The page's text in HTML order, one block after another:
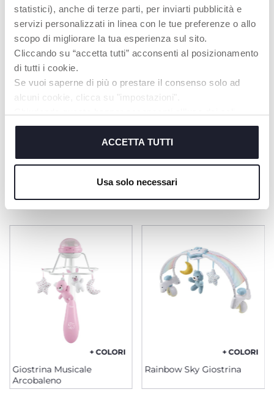
statistici), anche di terze parti, per inviarti pubblicità e
servizi personalizzati in linea con le tue preferenze o allo
scopo di migliorare la tua esperienza sul sito.
Cliccando su “accetta tutti” acconsenti al posizionamento
di tutti i cookie.
Se vuoi saperne di più o prestare il consenso solo ad
alcuni cookie, clicca su "impostazioni".
cookie tecnici, indispensabili per fruire del servizio
ACCETTA TUTTI
Usa solo necessari
3. GIOSTRINA DA
COMODINO
terza configurazione è
la giostrina da
PRODOTTI CHE POTREBBERO
INTERESSARTI
+ COLORI
Giostrina Musicale
Arcobaleno
+ COLORI
Rainbow Sky Giostrina